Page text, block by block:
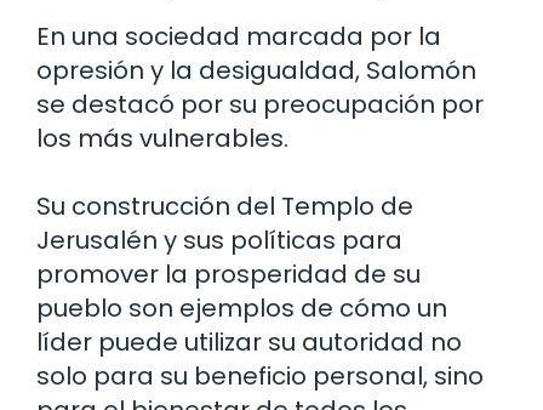
En una sociedad marcada por la
opresión y la desigualdad, Salomón
se destacó por su preocupación por
los más vulnerables.
Su construcción del Templo de
Jerusalén y sus políticas para
promover la prosperidad de su
pueblo son ejemplos de cómo un
líder puede utilizar su autoridad no
solo para su beneficio personal, sino